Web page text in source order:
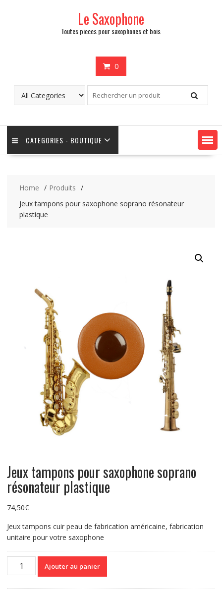
Le Saxophone
Toutes pieces pour saxophones et bois
0
CATEGORIES - BOUTIQUE
Home
Produits
Jeux tampons pour saxophone soprano résonateur
plastique
Jeux tampons pour saxophone soprano
résonateur plastique
74,50€
Jeux tampons cuir peau de fabrication américaine, fabrication
unitaire pour votre saxophone
quantité
Ajouter au panier